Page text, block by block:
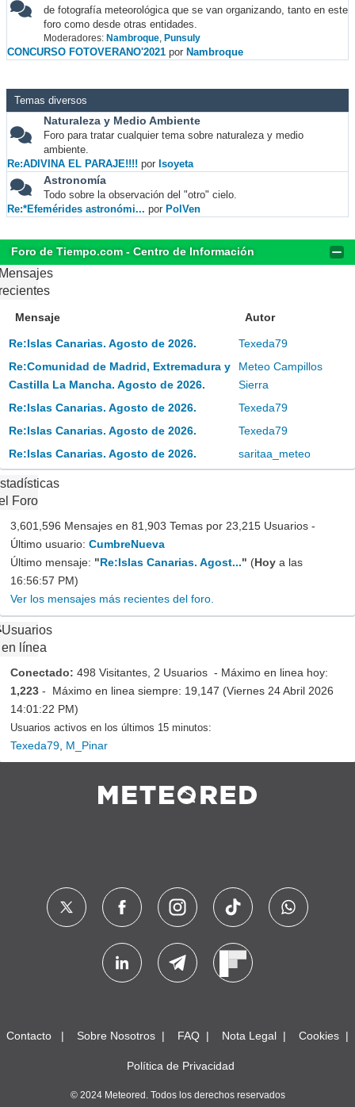
de fotografía meteorológica que se van organizando, tanto en este
foro como desde otras entidades.
Moderadores: Nambroque, Punsuly
CONCURSO FOTOVERANO'2021 por Nambroque
Temas diversos
Naturaleza y Medio Ambiente
Foro para tratar cualquier tema sobre naturaleza y medio
ambiente.
Re:ADIVINA EL PARAJE!!!! por Isoyeta
Astronomía
Todo sobre la observación del "otro" cielo.
Re:*Efemérides astronómi... por PolVen
Foro de Tiempo.com - Centro de Información
Mensaje Autor
Re:Islas Canarias. Agosto de 2026.
Texeda79
Re:Comunidad de Madrid, Extremadura y
Castilla La Mancha. Agosto de 2026.
Meteo Campillos
Sierra
Re:Islas Canarias. Agosto de 2026.
Texeda79
Re:Islas Canarias. Agosto de 2026.
Texeda79
Re:Islas Canarias. Agosto de 2026.
saritaa_meteo
Foro
3,601,596 Mensajes en 81,903 Temas por 23,215 Usuarios -
Último usuario: CumbreNueva
Último mensaje: "Re:Islas Canarias. Agost..." (Hoy a las
16:56:57 PM)
Ver los mensajes más recientes del foro.
Usuarios
en línea
Conectado: 498 Visitantes, 2 Usuarios - Máximo en linea hoy:
1,223 - Máximo en linea siempre: 19,147 (Viernes 24 Abril 2026
14:01:22 PM)
Usuarios activos en los últimos 15 minutos:
Texeda79 M_Pinar
Contacto Sobre Nosotros FAQ Nota Legal Cookies
Política de Privacidad
© 2024 Meteored. Todos los derechos reservados